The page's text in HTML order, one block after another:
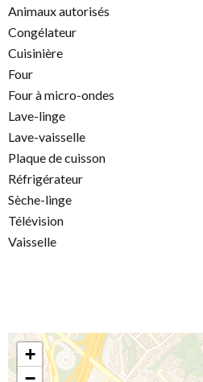
Animaux autorisés
Congélateur
Cuisinière
Four
Four à micro-ondes
Lave-linge
Lave-vaisselle
Plaque de cuisson
Réfrigérateur
Sèche-linge
Télévision
Vaisselle
+